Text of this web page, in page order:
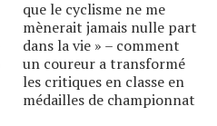
que le cyclisme ne me
mènerait jamais nulle part
dans la vie » – comment
un coureur a transformé
les critiques en classe en
médailles de championnat